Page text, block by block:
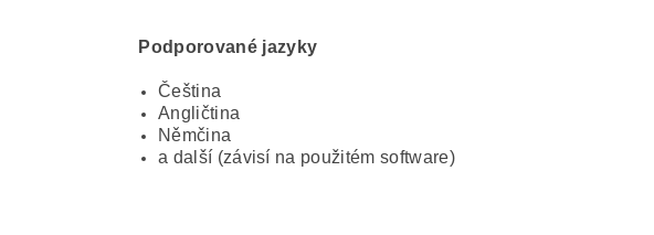
Podporované jazyky
Čeština
Angličtina
Němčina
a další (závisí na použitém software)